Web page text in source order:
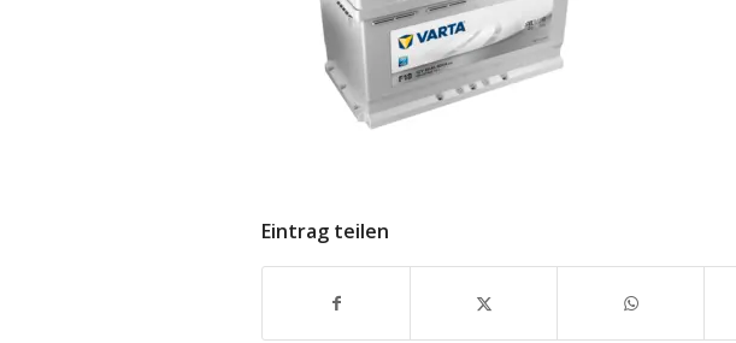
Eintrag teilen